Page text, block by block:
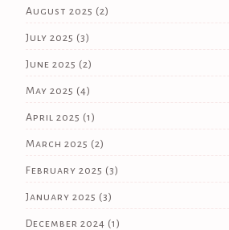
August 2025 (2)
July 2025 (3)
June 2025 (2)
May 2025 (4)
April 2025 (1)
March 2025 (2)
February 2025 (3)
January 2025 (3)
December 2024 (1)